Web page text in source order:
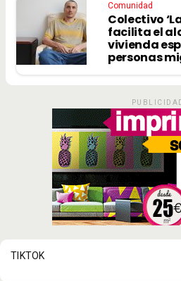
Comunidad
Colectivo
facilita el
vivienda
personas
TIKTOK